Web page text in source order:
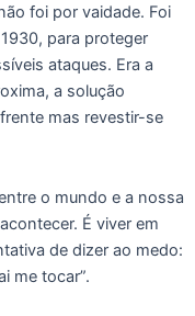
foi por vaidade. Foi
para proteger
ataques. Era a
a solução
mas revestir-se
o mundo e a nossa
É viver em
de dizer ao medo:
me tocar”.